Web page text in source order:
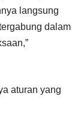
langsung
dalam
aturan yang